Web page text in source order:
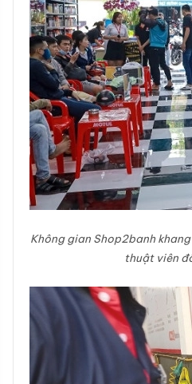
Không gian Shop2banh
thuật viên